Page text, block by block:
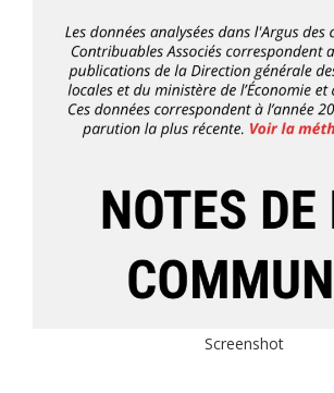
Screenshot